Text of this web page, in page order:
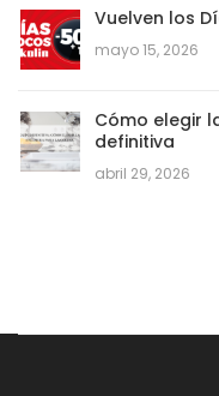
Vuelven los
mayo 15, 2026
Cómo elegir
definitiva
abril 29, 2026